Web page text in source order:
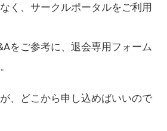
く、サークルポータルをご利用
をご参考に、退会専用フォーム
、どこから申し込めばいいので